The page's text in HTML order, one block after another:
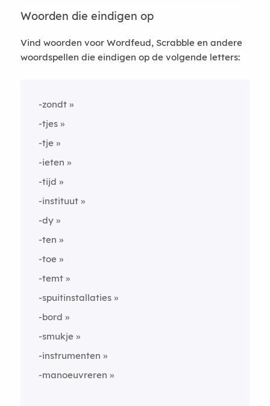
Woorden die eindigen op
Vind woorden voor Wordfeud, Scrabble en andere
woordspellen die eindigen op de volgende letters:
-zondt
-tjes
-tje
-ieten
-tijd
-instituut
-dy
-ten
-toe
-temt
-spuitinstallaties
-bord
-smukje
-instrumenten
-manoeuvreren